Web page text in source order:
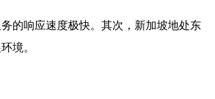
的响应速度极快。其次，新加坡地处东
境。